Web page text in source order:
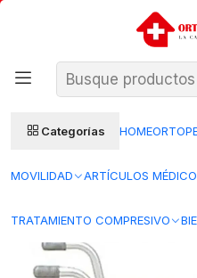
Categorías HOME
MOVILIDAD ARTÍCULOS
TRATAMIENTO COMPRESIVO
SANTIAGO: ENTREGA AL DÍA
REGIONES 48–72 HORAS
Movilidad Accesorios